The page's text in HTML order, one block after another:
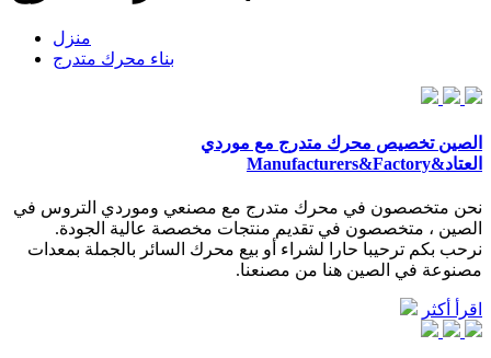
منزل
بناء محرك متدرج
الصين تخصيص محرك متدرج مع موردي
العتاد&Manufacturers&Factory
نحن متخصصون في محرك متدرج مع مصنعي وموردي التروس في
الصين ، متخصصون في تقديم منتجات مخصصة عالية الجودة.
نرحب بكم ترحيبا حارا لشراء أو بيع محرك السائر بالجملة بمعدات
مصنوعة في الصين هنا من مصنعنا.
اقرأ أكثر